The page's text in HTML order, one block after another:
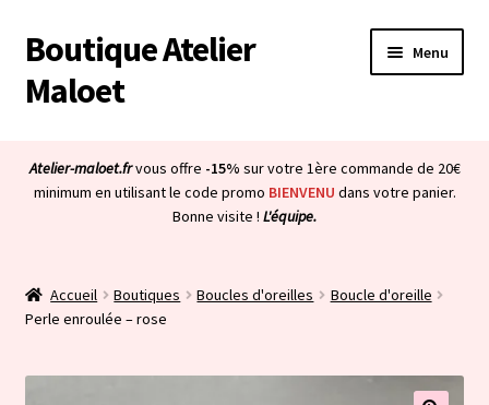
Aller
à
la
Aller
au
contenu
Boutique Atelier
Maloet
Menu
Boutique
Ouvrir
menu
À propos & CGV
Ouvrir
enfant
Blog
le
Atelier-maloet.frvous offre -15% sur votre 1ère commande de 20€
minimum en utilisant le code promo BIENVENU dans votre panier.
Bonne visite ! L'équipe.
Accueil Boutiques Boucles d'oreilles
Boucle d'oreille
Perle enroulée – rose